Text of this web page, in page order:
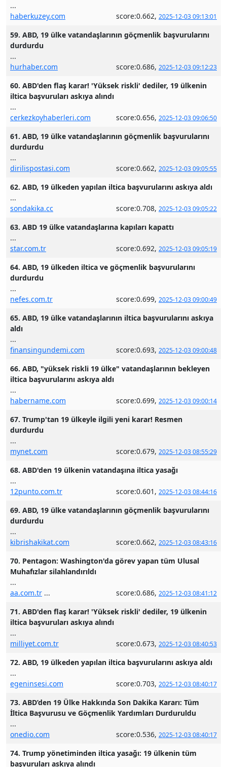
...
haberkuzey.com
score:0.662, 2025-12-03 09:13:01
59. ABD, 19 ülke vatandaşlarının göçmenlik başvurularını
durdurdu
...
hurhaber.com
score:0.686, 2025-12-03 09:12:23
60. ABD'den flaş karar! 'Yüksek riskli' dediler, 19 ülkenin
iltica başvuruları askıya alındı
...
cerkezkoyhaberleri.com
score:0.656, 2025-12-03 09:06:50
61. ABD, 19 ülke vatandaşlarının göçmenlik başvurularını
durdurdu
...
dirilispostasi.com
score:0.662, 2025-12-03 09:05:55
62. ABD, 19 ülkeden yapılan iltica başvurularını askıya aldı
...
sondakika.cc
score:0.708, 2025-12-03 09:05:22
63. ABD 19 ülke vatandaşlarına kapıları kapattı
...
star.com.tr
score:0.692, 2025-12-03 09:05:19
64. ABD, 19 ülkeden iltica ve göçmenlik başvurularını
durdurdu
...
nefes.com.tr
score:0.699, 2025-12-03 09:00:49
65. ABD, 19 ülke vatandaşlarının iltica başvurularını askıya
aldı
...
finansingundemi.com
score:0.693, 2025-12-03 09:00:48
66. ABD, "yüksek riskli 19 ülke" vatandaşlarının bekleyen
iltica başvurularını askıya aldı
...
habername.com
score:0.699, 2025-12-03 09:00:14
67. Trump'tan 19 ülkeyle ilgili yeni karar! Resmen
durdurdu
...
mynet.com
score:0.679, 2025-12-03 08:55:29
68. ABD'den 19 ülkenin vatandaşına iltica yasağı
...
12punto.com.tr
score:0.601, 2025-12-03 08:44:16
69. ABD, 19 ülke vatandaşlarının göçmenlik başvurularını
durdurdu
...
kibrishakikat.com
score:0.662, 2025-12-03 08:43:16
70. Pentagon: Washington'da görev yapan tüm Ulusal
Muhafızlar silahlandırıldı
...
aa.com.tr ... score:0.686, 2025-12-03 08:41:12
71. ABD'den flaş karar! 'Yüksek riskli' dediler, 19 ülkenin
iltica başvuruları askıya alındı
...
milliyet.com.tr
score:0.673, 2025-12-03 08:40:53
72. ABD, 19 ülkeden yapılan iltica başvurularını askıya aldı
...
egeninsesi.com
score:0.703, 2025-12-03 08:40:17
73. ABD’den 19 Ülke Hakkında Son Dakika Kararı: Tüm
İltica Başvurusu ve Göçmenlik Yardımları Durduruldu
...
onedio.com
score:0.536, 2025-12-03 08:40:17
74. Trump yönetiminden iltica yasağı: 19 ülkenin tüm
başvuruları askıya alındı